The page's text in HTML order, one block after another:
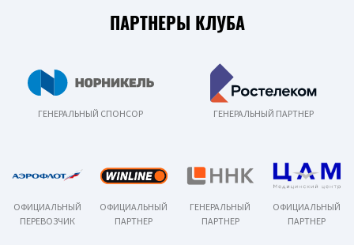
ПАРТНЕРЫ КЛУБА
ГЕНЕРАЛЬНЫЙ СПОНСОР ГЕНЕРАЛЬНЫЙ ПАРТНЕР
ОФИЦИАЛЬНЫЙ
ПЕРЕВОЗЧИК
ОФИЦИАЛЬНЫЙ
ПАРТНЕР
ГЕНЕРАЛЬНЫЙ
ПАРТНЕР
ОФИЦИАЛЬНЫЙ
ПАРТНЕР